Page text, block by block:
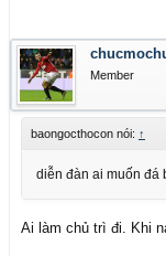
Member
baongocthocon nói: ↑
diễn đàn ai muốn đá
Ai làm chủ trì đi. Khi